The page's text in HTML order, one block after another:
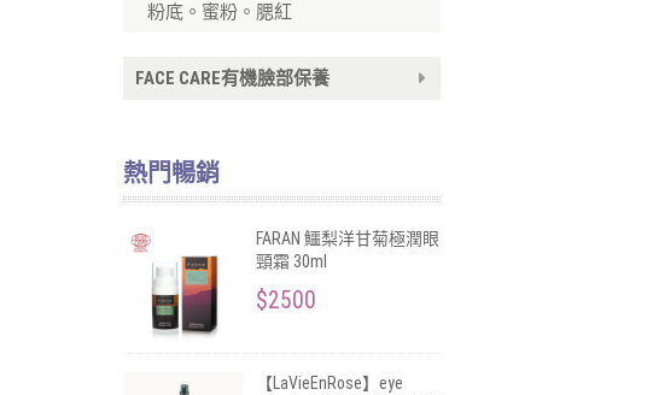
粉底。蜜粉。腮紅
FACE CARE有機臉部保養
熱門暢銷
FARAN 鱷梨洋甘菊極潤眼
頸霜 30ml
$2500
【LaVieEnRose】eye